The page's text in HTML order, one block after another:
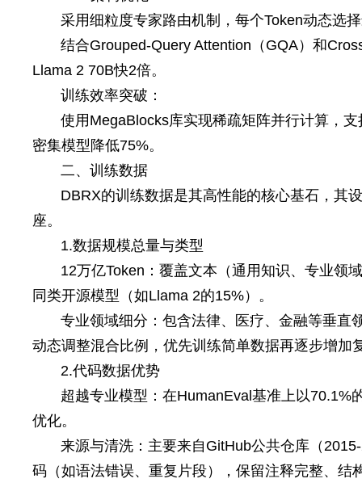
采用细粒度专家路由机制，每个Token动态选
结合Grouped-Query Attention（GQA）和
Llama 2 70B快2倍。
训练效率突破：
使用MegaBlocks库实现稀疏矩阵并行计算，
密集模型降低75%。
二、训练数据
DBRX的训练数据是其高性能的核心基石，其
座。
1.数据规模总量与类型
12万亿Token：覆盖文本（通用知识、专业领
同类开源模型（如Llama 2的15%）。
专业领域细分：包含法律、医疗、金融等垂直
动态调整混合比例，优先训练简单数据再逐步增加
2.代码数据优势
超越专业模型：在HumanEval基准上以70.1%
优化。
来源与清洗：主要来自GitHub公共仓库（
码（如语法错误、重复片段），保留注释完整、结